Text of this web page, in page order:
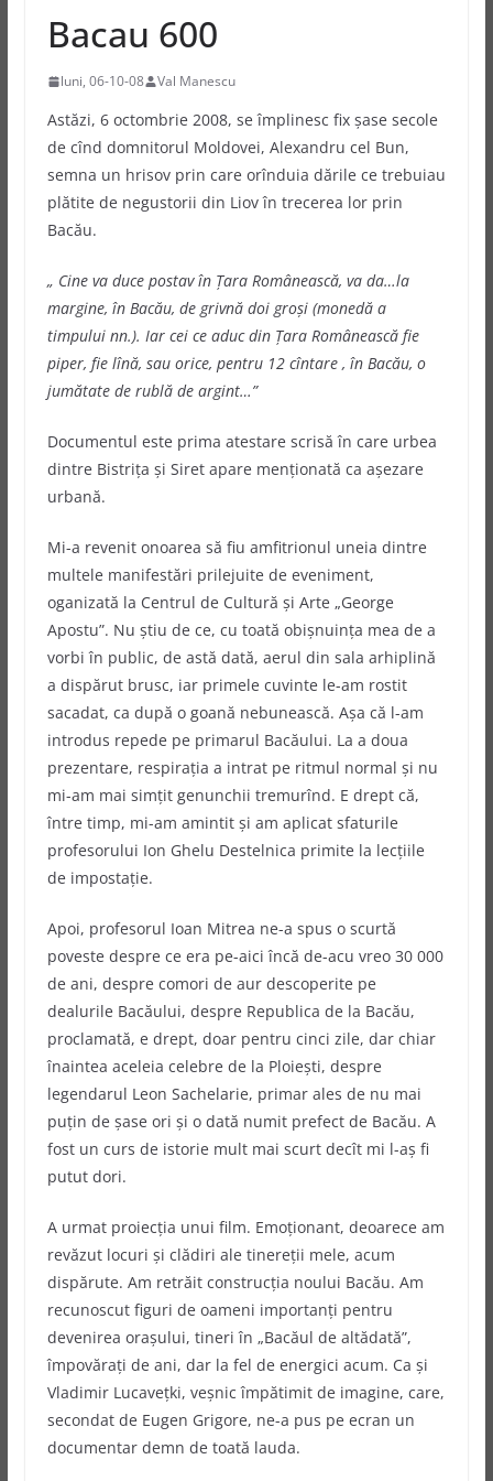
Bacau 600
luni, 06-10-08 Val Manescu
Astăzi, 6 octombrie 2008, se împlinesc fix şase secole
de cînd domnitorul Moldovei, Alexandru cel Bun,
semna un hrisov prin care orînduia dările ce trebuiau
plătite de negustorii din Liov în trecerea lor prin
Bacău.
„ Cine va duce postav în Ţara Românească, va da…la
margine, în Bacău, de grivnă doi groşi (monedă a
timpului nn.). Iar cei ce aduc din Ţara Românească fie
piper, fie lînă, sau orice, pentru 12 cîntare , în Bacău, o
jumătate de rublă de argint…”
Documentul este prima atestare scrisă în care urbea
dintre Bistriţa şi Siret apare menţionată ca aşezare
urbană.
Mi-a revenit onoarea să fiu amfitrionul uneia dintre
multele manifestări prilejuite de eveniment,
oganizată la Centrul de Cultură şi Arte „George
Apostu”. Nu ştiu de ce, cu toată obişnuinţa mea de a
vorbi în public, de astă dată, aerul din sala arhiplină
a dispărut brusc, iar primele cuvinte le-am rostit
sacadat, ca după o goană nebunească. Aşa că l-am
introdus repede pe primarul Bacăului. La a doua
prezentare, respiraţia a intrat pe ritmul normal şi nu
mi-am mai simţit genunchii tremurînd. E drept că,
între timp, mi-am amintit şi am aplicat sfaturile
profesorului Ion Ghelu Destelnica primite la lecţiile
de impostaţie.
Apoi, profesorul Ioan Mitrea ne-a spus o scurtă
poveste despre ce era pe-aici încă de-acu vreo 30 000
de ani, despre comori de aur descoperite pe
dealurile Bacăului, despre Republica de la Bacău,
proclamată, e drept, doar pentru cinci zile, dar chiar
înaintea aceleia celebre de la Ploieşti, despre
legendarul Leon Sachelarie, primar ales de nu mai
puţin de şase ori şi o dată numit prefect de Bacău. A
fost un curs de istorie mult mai scurt decît mi l-aş fi
putut dori.
A urmat proiecţia unui film. Emoţionant, deoarece am
revăzut locuri şi clădiri ale tinereţii mele, acum
dispărute. Am retrăit construcţia noului Bacău. Am
recunoscut figuri de oameni importanţi pentru
devenirea oraşului, tineri în „Bacăul de altădată”,
împovăraţi de ani, dar la fel de energici acum. Ca şi
Vladimir Lucaveţki, veşnic împătimit de imagine, care,
secondat de Eugen Grigore, ne-a pus pe ecran un
documentar demn de toată lauda.